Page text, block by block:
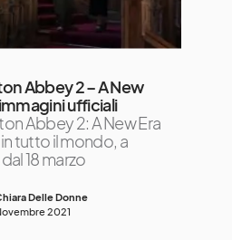
Abbey 2 – A New
ufficiali
Abbey 2: A New Era
tutto il mondo, a
18 marzo
Delle Donne
2021